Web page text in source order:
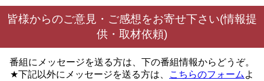
皆様からのご意見・ご感想をお寄せ下さい(情報提
供・取材依頼)
番組にメッセージを送る方は、下の番組情報からどうぞ。
★下記以外にメッセージを送る方は、
こちらのフォーム よ